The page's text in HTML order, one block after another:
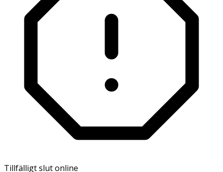
Tillfälligt slut online